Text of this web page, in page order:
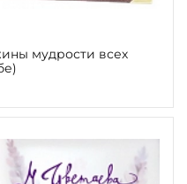
мудрости всех